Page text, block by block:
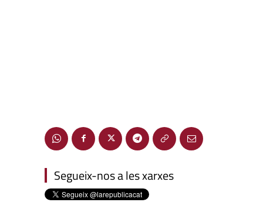
Segueix-nos a les xarxes